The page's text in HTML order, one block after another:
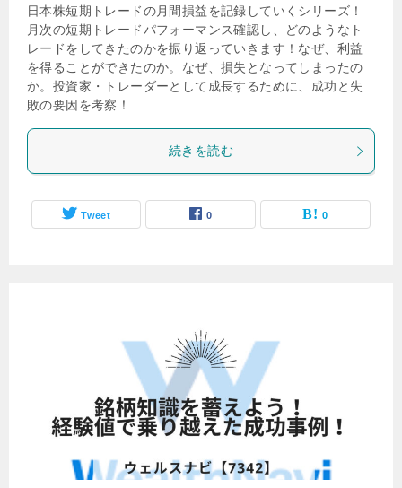
日本株短期トレードの月間損益を記録していくシリーズ！
月次の短期トレードパフォーマンス確認し、どのようなト
レードをしてきたのかを振り返っていきます！なぜ、利益
を得ることができたのか。なぜ、損失となってしまったの
か。投資家・トレーダーとして成長するために、成功と失
敗の要因を考察！
続きを読む
Tweet 0 0